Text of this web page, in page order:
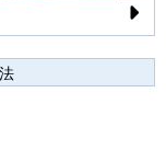
N